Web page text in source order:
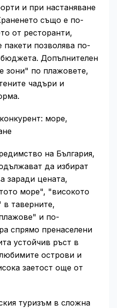
и при настаняване
също е по-
от ресторанти,
пакети позволява по-
бюджета. Допълнителен
зони" по плажовете,
чадъри и
море,
на България,
да избират
заради цената,
море", "високото
таверните,
и по-
спрямо пренаселени
устойчив ръст в
острови и
заетост още от
туризъм в сложна